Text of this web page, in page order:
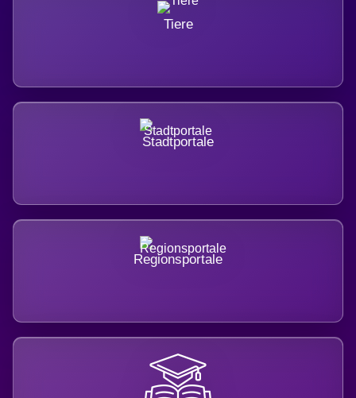
Tiere
Stadtportale
Regionsportale